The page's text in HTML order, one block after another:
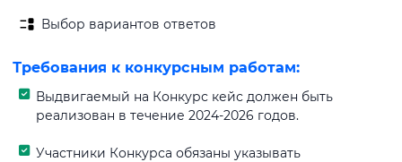
Выбор вариантов ответов
Требования к конкурсным работам:
Выдвигаемый на Конкурс кейс должен быть
реализован в течение 2024-2026 годов.
Участники Конкурса обязаны указывать